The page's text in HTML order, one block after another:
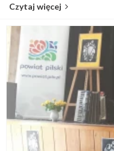
Czytaj więcej